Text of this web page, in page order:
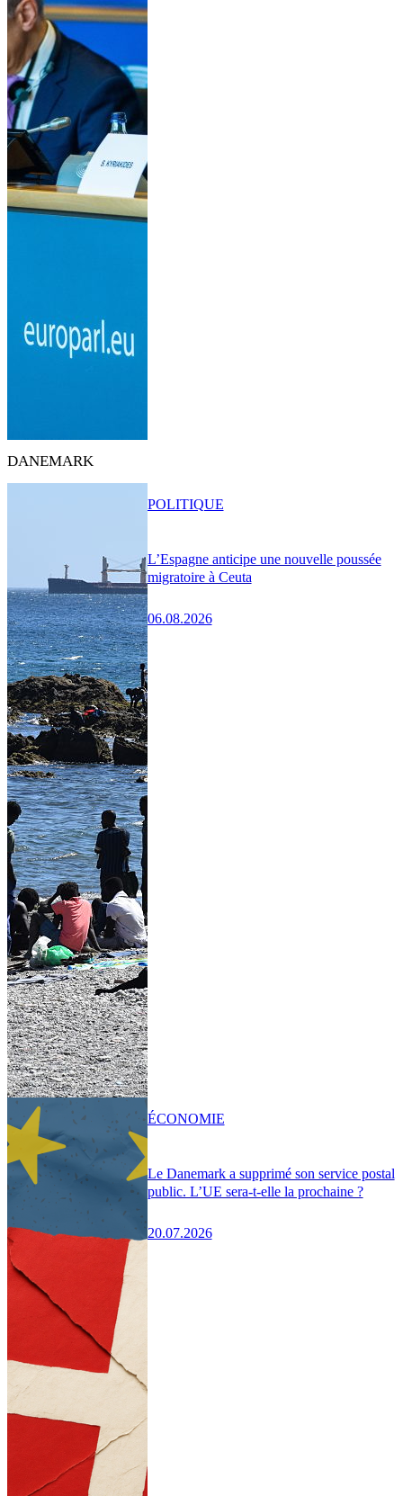
DANEMARK
L’Espagne anticipe une nouvelle poussée
migratoire à Ceuta
06.08.2026
POLITIQUE
Le Danemark a supprimé son service postal
public. L’UE sera-t-elle la prochaine ?
20.07.2026
ÉCONOMIE